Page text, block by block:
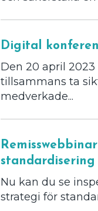
Digital
Den 20 april
tillsammans ta
medverkade...
Nu kan du se
strategi för